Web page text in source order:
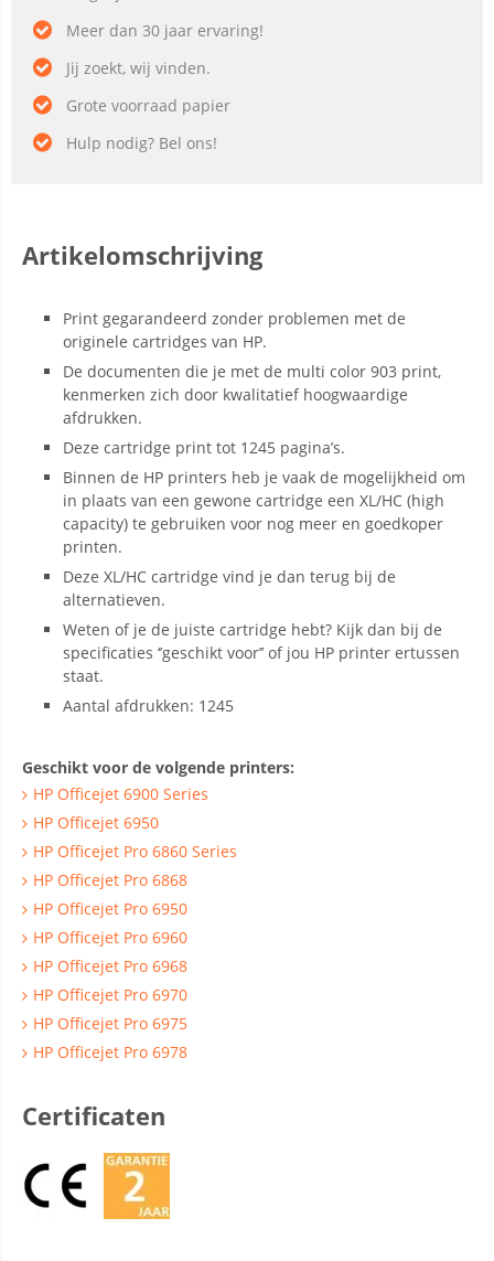
Meer dan 30 jaar ervaring!
Jij zoekt, wij vinden.
Grote voorraad papier
Hulp nodig? Bel ons!
Artikelomschrijving
Print gegarandeerd zonder problemen met de
originele cartridges van HP.
De documenten die je met de multi color 903 print,
kenmerken zich door kwalitatief hoogwaardige
afdrukken.
Deze cartridge print tot 1245 pagina’s.
Binnen de HP printers heb je vaak de mogelijkheid om
in plaats van een gewone cartridge een XL/HC (high
capacity) te gebruiken voor nog meer en goedkoper
printen.
Deze XL/HC cartridge vind je dan terug bij de
alternatieven.
Weten of je de juiste cartridge hebt? Kijk dan bij de
specificaties ‘’geschikt voor’’ of jou HP printer ertussen
staat.
Aantal afdrukken: 1245
Geschikt voor de volgende printers:
HP Officejet 6900 Series
HP Officejet 6950
HP Officejet Pro 6860 Series
HP Officejet Pro 6868
HP Officejet Pro 6950
HP Officejet Pro 6960
HP Officejet Pro 6968
HP Officejet Pro 6970
HP Officejet Pro 6975
HP Officejet Pro 6978
Certificaten